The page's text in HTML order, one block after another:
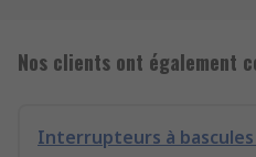
Nos clients ont également
Interrupteurs à